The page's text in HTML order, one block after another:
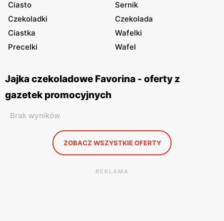
Ciasto
Sernik
Czekoladki
Czekolada
Ciastka
Wafelki
Precelki
Wafel
Jajka czekoladowe Favorina - oferty z
gazetek promocyjnych
Brak wyników
ZOBACZ WSZYSTKIE OFERTY
REKLAMA